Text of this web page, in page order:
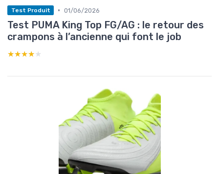
Test Produit • 01/06/2026
Test PUMA King Top FG/AG : le retour des
crampons à l’ancienne qui font le job
★★★★★
★★★★★